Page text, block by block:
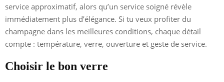
service approximatif, alors qu’un service soigné révèle
immédiatement plus d’élégance. Si tu veux profiter du
champagne dans les meilleures conditions, chaque détail
compte : température, verre, ouverture et geste de service.
Choisir le bon verre